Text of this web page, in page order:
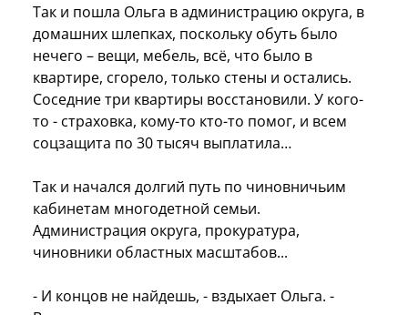
Так и пошла Ольга в администрацию округа, в
домашних шлепках, поскольку обуть было
нечего – вещи, мебель, всё, что было в
квартире, сгорело, только стены и остались.
Соседние три квартиры восстановили. У кого-
то - страховка, кому-то кто-то помог, и всем
соцзащита по 30 тысяч выплатила…
Так и начался долгий путь по чиновничьим
кабинетам многодетной семьи.
Администрация округа, прокуратура,
чиновники областных масштабов...
- И концов не найдешь, - вздыхает Ольга. -